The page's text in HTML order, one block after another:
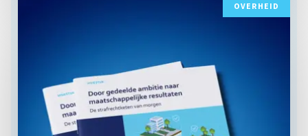
OVERHEID